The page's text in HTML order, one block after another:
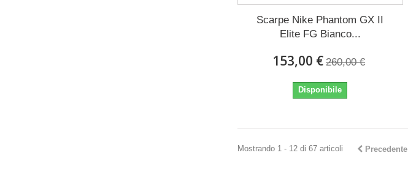
Scarpe Nike Phantom GX II
Elite FG Bianco...
153,00 € 260,00 €
Disponibile
Precedente
Mostrando 1 - 12 di 67 articoli